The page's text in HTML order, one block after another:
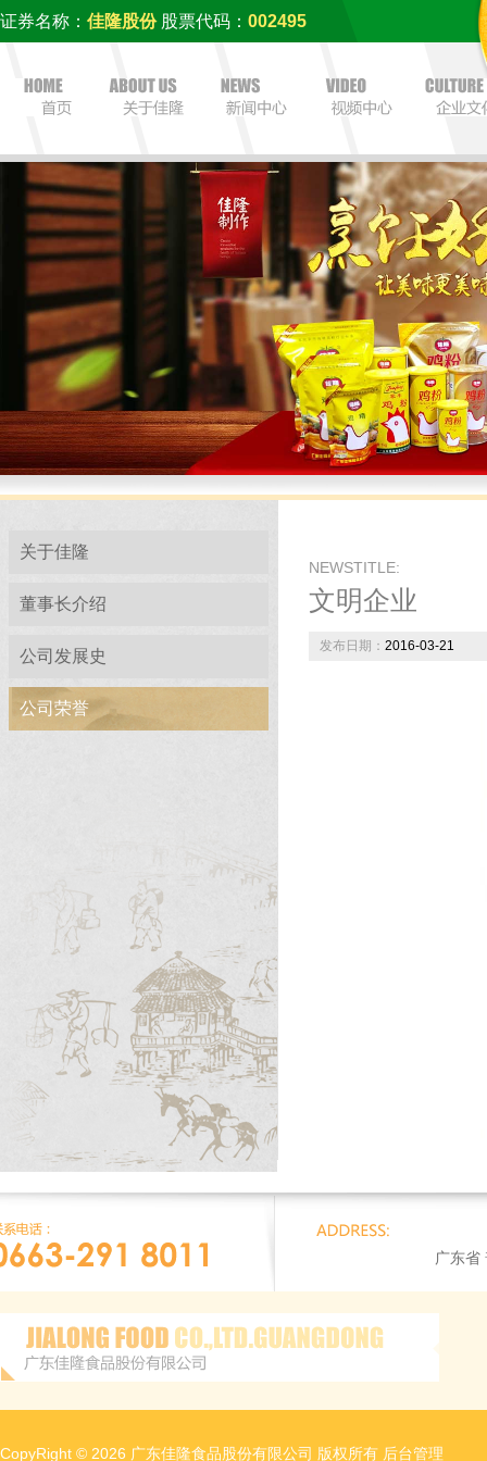
证券名称： 佳隆股份股票代码： 002495
关于佳隆
董事长介绍
公司发展史
公司荣誉
NEWSTITLE:
文明企业
发布日期： 2016-03-21
广东省
CopyRight © 2026 广东佳隆食品股份有限公司 版权所有 后台管理